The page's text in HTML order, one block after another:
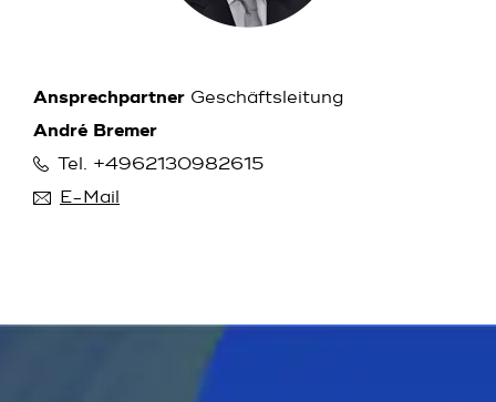
Ansprechpartner Geschäftsleitung
André Bremer
Tel. +4962130982615
E-Mail